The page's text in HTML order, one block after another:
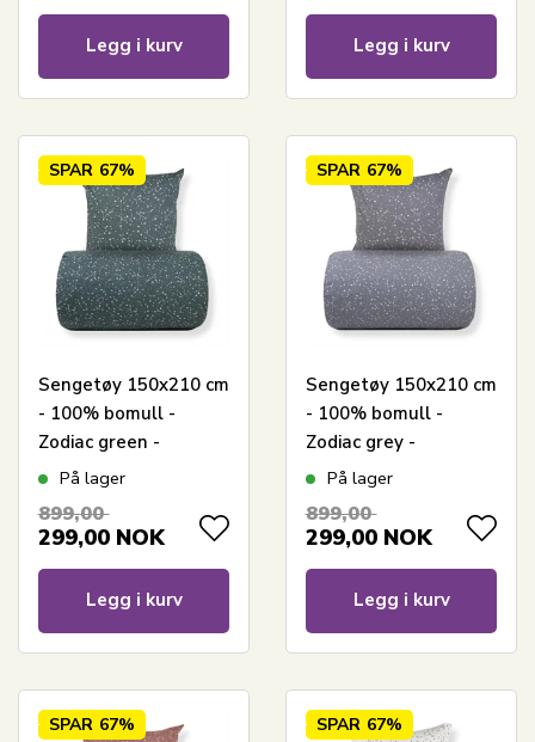
Legg i kurv Legg i kurv
SPAR 67%
Sengetøy 150x210 cm
- 100% bomull -
Zodiac green -
Vendbart med
På lager
899,00
299,00 NOK
Legg i kurv
SPAR 67%
Sengetøy 150x210 cm
- 100% bomull -
Zodiac grey -
Vendbart med
På lager
899,00
299,00 NOK
Legg i kurv
SPAR 67% SPAR 67%